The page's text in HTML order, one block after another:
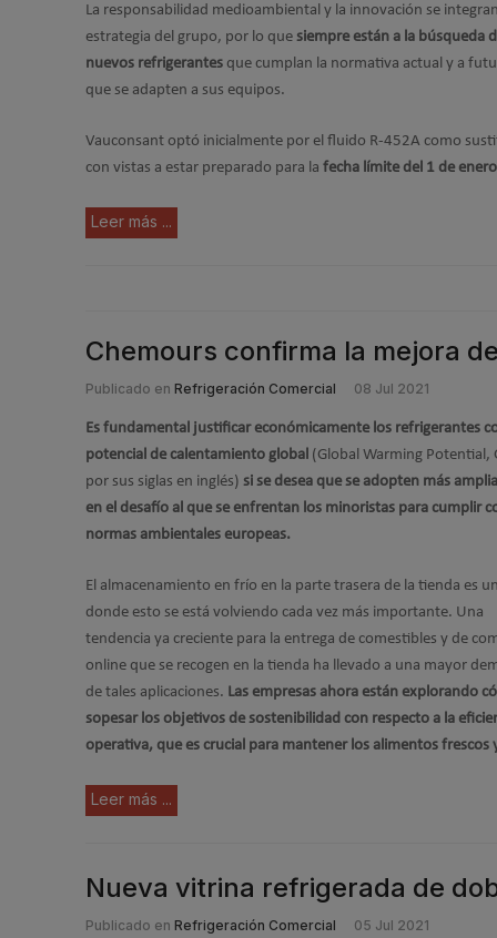
La responsabilidad medioambiental y la innovación se
estrategia del grupo, por lo que siempre están a la búsqueda
nuevos refrigerantes que cumplan la normativa actual y a
que se adapten a sus equipos.
Vauconsant optó inicialmente por el fluido R-452A como
con vistas a estar preparado para la fecha límite del 1 de
Leer más ...
Chemours confirma la mejora
Publicado en Refrigeración Comercial 08 Jul 2021
Es fundamental justificar económicamente los refrigerantes
potencial de calentamiento global (Global Warming Potential,
por sus siglas en inglés) si se desea que se adopten más
en el desafío al que se enfrentan los minoristas para cumplir
normas ambientales europeas.
El almacenamiento en frío en la parte trasera de la tienda es
donde esto se está volviendo cada vez más importante. Una
tendencia ya creciente para la entrega de comestibles y de
online que se recogen en la tienda ha llevado a una mayor
de tales aplicaciones. Las empresas ahora están explorando
sopesar los objetivos de sostenibilidad con respecto a la
operativa, que es crucial para mantener los alimentos
Leer más ...
Nueva vitrina refrigerada de
Publicado en Refrigeración Comercial 05 Jul 2021